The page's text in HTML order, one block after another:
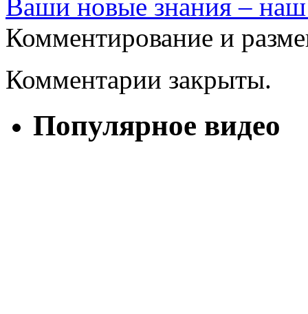
Ваши новые знания –
Комментирование и
Комментарии закрыты.
Популярное видео